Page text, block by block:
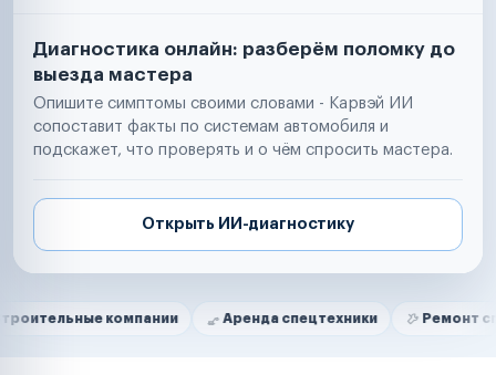
Диагностика онлайн: разберём поломку до
выезда мастера
Опишите симптомы своими словами - Карвэй ИИ
сопоставит факты по системам автомобиля и
подскажет, что проверять и о чём спросить мастера.
Открыть ИИ-диагностику
Нам доверяют
компании Аренда спецтехники Ремонт
Маркетплейсы